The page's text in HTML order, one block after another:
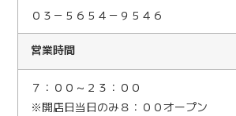
０３－５６５４－９５４６
営業時間
７：００～２３：００
※開店日当日のみ８：００オープン